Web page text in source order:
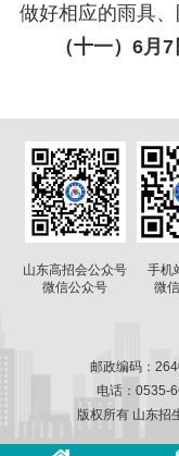
做好相应的雨具、
（十一）6月
山东高招会公众号
微信公众号
手机
微
邮政编码：
电话：0535-
版权所有 山东招